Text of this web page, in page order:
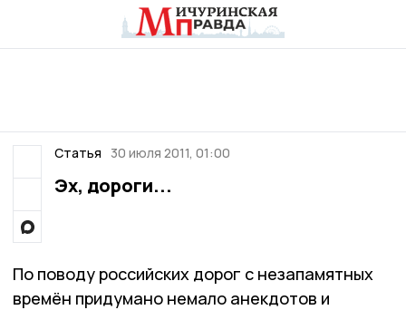
Статья 30 июля 2011, 01:00
Эх, дороги...
По поводу российских дорог с незапамятных
времён придумано немало анекдотов и